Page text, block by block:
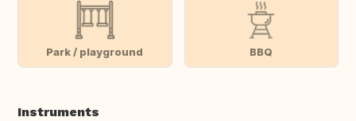
Park / playground BBQ
Instruments